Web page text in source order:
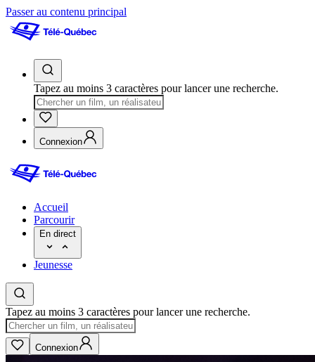
Passer au contenu principal
Tapez au moins 3 caractères pour lancer une recherche.
Connexion
Accueil
Parcourir
En direct
Jeunesse
Tapez au moins 3 caractères pour lancer une recherche.
Connexion